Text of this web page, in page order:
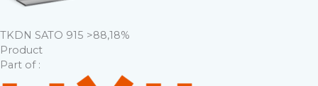
TKDN SATO 915 >88,18%
Product
Part of :